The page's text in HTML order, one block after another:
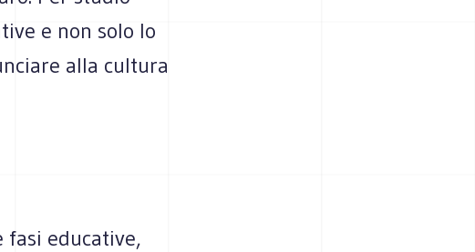
e non solo lo
alla cultura
educative,